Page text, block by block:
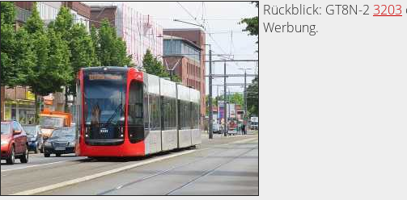
Rückblick: GT8N-2 3203
Werbung.